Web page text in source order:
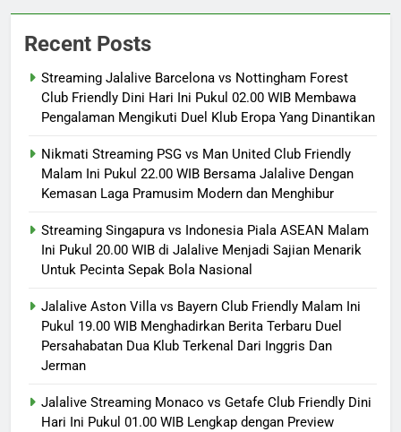
Recent Posts
Streaming Jalalive Barcelona vs Nottingham Forest
Club Friendly Dini Hari Ini Pukul 02.00 WIB Membawa
Pengalaman Mengikuti Duel Klub Eropa Yang Dinantikan
Nikmati Streaming PSG vs Man United Club Friendly
Malam Ini Pukul 22.00 WIB Bersama Jalalive Dengan
Kemasan Laga Pramusim Modern dan Menghibur
Streaming Singapura vs Indonesia Piala ASEAN Malam
Ini Pukul 20.00 WIB di Jalalive Menjadi Sajian Menarik
Untuk Pecinta Sepak Bola Nasional
Jalalive Aston Villa vs Bayern Club Friendly Malam Ini
Pukul 19.00 WIB Menghadirkan Berita Terbaru Duel
Persahabatan Dua Klub Terkenal Dari Inggris Dan
Jerman
Jalalive Streaming Monaco vs Getafe Club Friendly Dini
Hari Ini Pukul 01.00 WIB Lengkap dengan Preview